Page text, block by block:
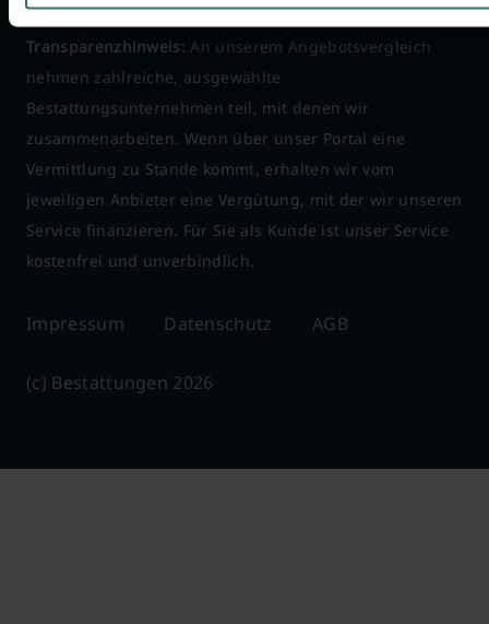
Transparenzhinweis: An unserem Angebotsvergleich
nehmen zahlreiche, ausgewählte
Bestattungsunternehmen teil, mit denen wir
zusammenarbeiten. Wenn über unser Portal eine
Vermittlung zu Stande kommt, erhalten wir vom
jeweiligen Anbieter eine Vergütung, mit der wir unseren
Service finanzieren. Für Sie als Kunde ist unser Service
kostenfrei und unverbindlich.
Impressum Datenschutz AGB
(c) Bestattungen 2026